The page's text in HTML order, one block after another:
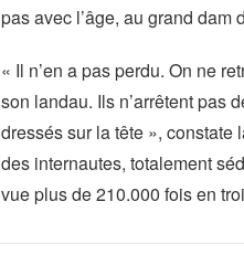
pas avec l’âge, au grand dam
« Il n’en a pas perdu. On ne
son landau. Ils n’arrêtent pas
dressés sur la tête »,
des internautes, totalement
vue plus de 210.000 fois en